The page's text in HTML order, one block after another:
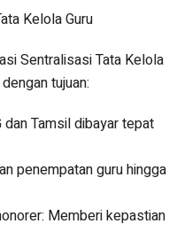
Kelola Guru
Sentralisasi Tata Kelola
tujuan:
dan Tamsil dibayar tepat
penempatan guru hingga
Memberi kepastian